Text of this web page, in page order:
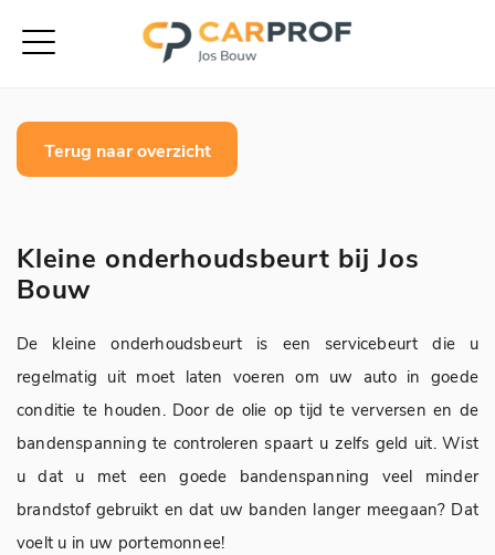
Terug naar overzicht
Kleine onderhoudsbeurt bij Jos
Bouw
De kleine onderhoudsbeurt is een servicebeurt die u
regelmatig uit moet laten voeren om uw auto in goede
conditie te houden. Door de olie op tijd te verversen en de
bandenspanning te controleren spaart u zelfs geld uit. Wist
u dat u met een goede bandenspanning veel minder
brandstof gebruikt en dat uw banden langer meegaan? Dat
voelt u in uw portemonnee!